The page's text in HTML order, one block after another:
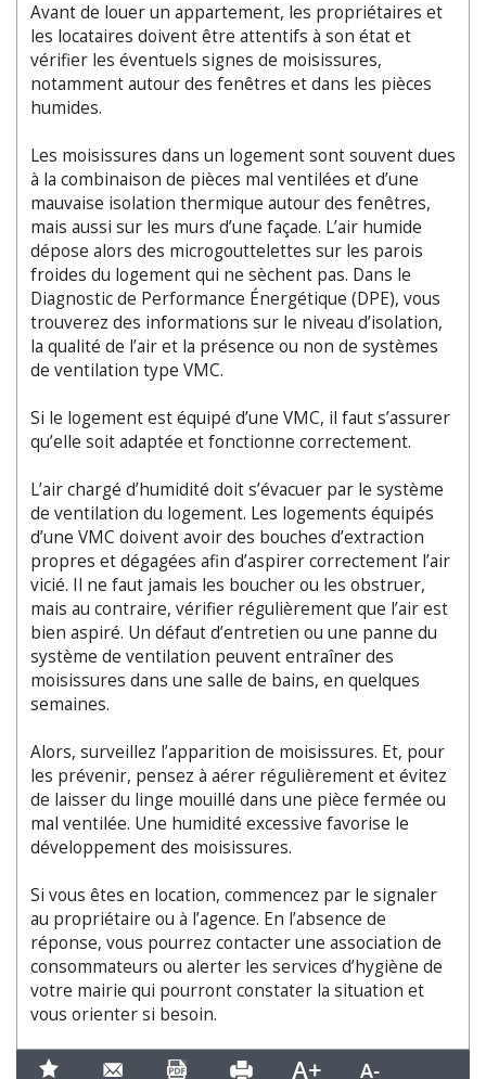
Avant de louer un appartement, les propriétaires et
les locataires doivent être attentifs à son état et
vérifier les éventuels signes de moisissures,
notamment autour des fenêtres et dans les pièces
humides.
Les moisissures dans un logement sont souvent dues
à la combinaison de pièces mal ventilées et d’une
mauvaise isolation thermique autour des fenêtres,
mais aussi sur les murs d’une façade. L’air humide
dépose alors des microgouttelettes sur les parois
froides du logement qui ne sèchent pas. Dans le
Diagnostic de Performance Énergétique (DPE), vous
trouverez des informations sur le niveau d’isolation,
la qualité de l’air et la présence ou non de systèmes
de ventilation type VMC.
Si le logement est équipé d’une VMC, il faut s’assurer
qu’elle soit adaptée et fonctionne correctement.
L’air chargé d’humidité doit s’évacuer par le système
de ventilation du logement. Les logements équipés
d’une VMC doivent avoir des bouches d’extraction
propres et dégagées afin d’aspirer correctement l’air
vicié. Il ne faut jamais les boucher ou les obstruer,
mais au contraire, vérifier régulièrement que l’air est
bien aspiré. Un défaut d’entretien ou une panne du
système de ventilation peuvent entraîner des
moisissures dans une salle de bains, en quelques
semaines.
Alors, surveillez l’apparition de moisissures. Et, pour
les prévenir, pensez à aérer régulièrement et évitez
de laisser du linge mouillé dans une pièce fermée ou
mal ventilée. Une humidité excessive favorise le
développement des moisissures.
Si vous êtes en location, commencez par le signaler
au propriétaire ou à l’agence. En l’absence de
réponse, vous pourrez contacter une association de
consommateurs ou alerter les services d’hygiène de
votre mairie qui pourront constater la situation et
vous orienter si besoin.